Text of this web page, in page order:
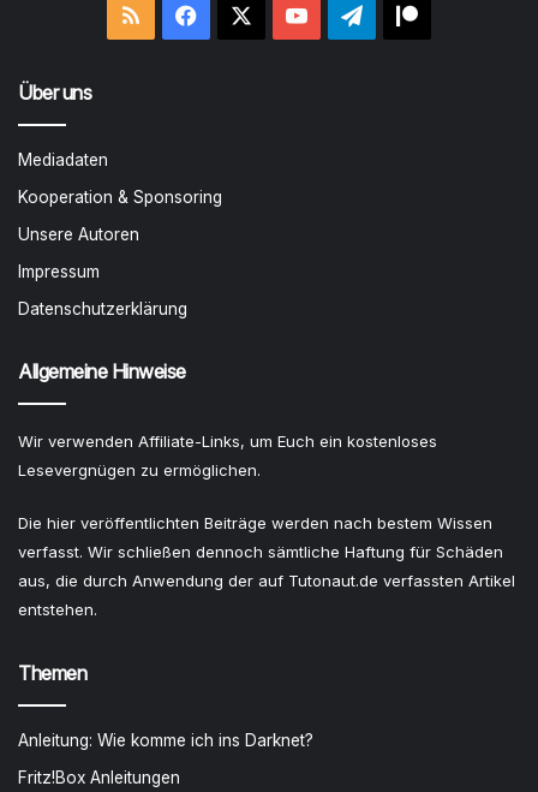
RSS Facebook YouTubeTelegram
Über uns
Mediadaten
Kooperation & Sponsoring
Unsere Autoren
Impressum
Datenschutzerklärung
Allgemeine Hinweise
Wir verwenden Affiliate-Links, um Euch ein kostenloses
Lesevergnügen zu ermöglichen.
Die hier veröffentlichten Beiträge werden nach bestem Wissen
verfasst. Wir schließen dennoch sämtliche Haftung für Schäden
aus, die durch Anwendung der auf Tutonaut.de verfassten Artikel
entstehen.
Themen
Anleitung: Wie komme ich ins Darknet?
Fritz!Box Anleitungen